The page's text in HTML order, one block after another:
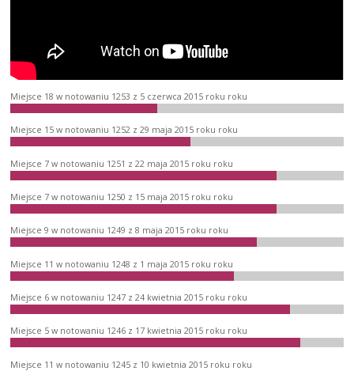
Miejsce 18 w notowaniu 1253 z 5 czerwca 2015 roku roku
Miejsce 15 w notowaniu 1252 z 29 maja 2015 roku roku
Miejsce 7 w notowaniu 1251 z 22 maja 2015 roku roku
Miejsce 7 w notowaniu 1250 z 15 maja 2015 roku roku
Miejsce 9 w notowaniu 1249 z 8 maja 2015 roku roku
Miejsce 11 w notowaniu 1248 z 1 maja 2015 roku roku
Miejsce 6 w notowaniu 1247 z 24 kwietnia 2015 roku roku
Miejsce 5 w notowaniu 1246 z 17 kwietnia 2015 roku roku
Miejsce 11 w notowaniu 1245 z 10 kwietnia 2015 roku roku